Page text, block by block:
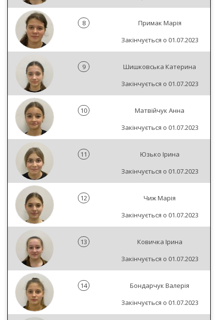
8
Примак Марія
Закінчується о 01.07.2023
9
Шишковська Катерина
Закінчується о 01.07.2023
10
Матвійчук Анна
Закінчується о 01.07.2023
11
Юзько Ірина
Закінчується о 01.07.2023
12
Чиж Марія
Закінчується о 01.07.2023
13
Ковичка Ірина
Закінчується о 01.07.2023
14
Бондарчук Валерія
Закінчується о 01.07.2023